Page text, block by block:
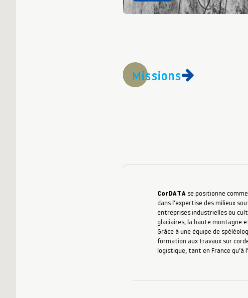
Missions
CorDATA se positionne
dans l’expertise des milieux
entreprises industrielles ou
glaciaires, la haute montagne
Grâce à une équipe de
formation aux travaux sur
logistique, tant en France qu’à